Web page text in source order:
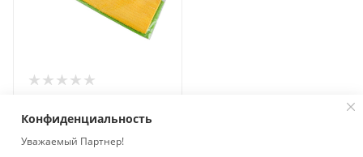
универсальный 35х35см
Много
Конфиденциальность
Уважаемый Партнер!